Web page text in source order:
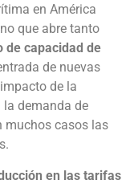
en América
que abre tanto
de capacidad de
de nuevas
de la
demanda de
muchos casos las
en las tarifas